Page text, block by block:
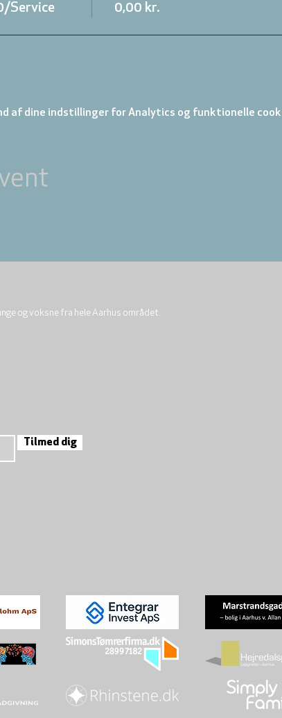
Service 0,00 kr.
af dine indstillinger for Analytics og funktionelle
og voksne fra hele Aarhus området.
Tilmed dig